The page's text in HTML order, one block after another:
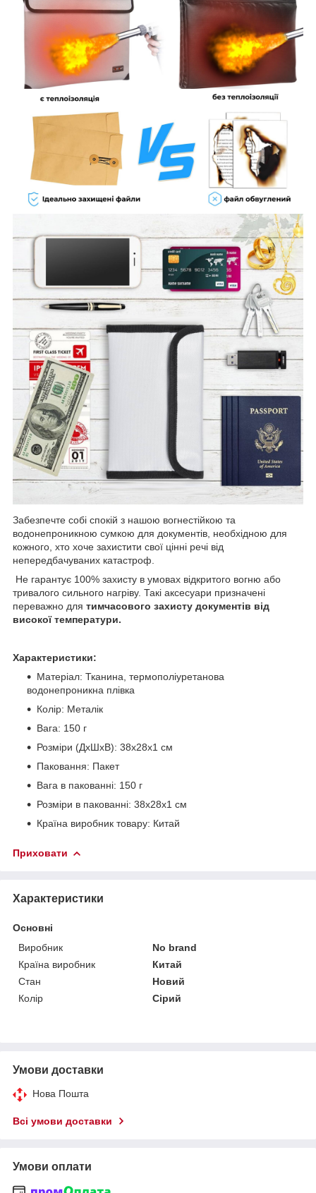
Забезпечте собі спокій з нашою вогнестійкою та
водонепроникною сумкою для документів, необхідною для
кожного, хто хоче захистити свої цінні речі від
непередбачуваних катастроф.
Не гарантує 100% захисту в умовах відкритого вогню або
тривалого сильного нагріву. Такі аксесуари призначені
переважно для тимчасового захисту документів від
високої температури.
Характеристики:
Матеріал: Тканина, термополіуретанова
водонепроникна плівка
Колір: Металік
Вага: 150 г
Розміри (ДхШхВ): 38х28х1 см
Паковання: Пакет
Вага в пакованні: 150 г
Розміри в пакованні: 38х28х1 см
Країна виробник товару: Китай
Приховати
Характеристики
Основні
Виробник
No brand
Країна виробник
Китай
Стан
Новий
Колір
Сірий
Умови доставки
Нова Пошта
Всі умови доставки
Умови оплати